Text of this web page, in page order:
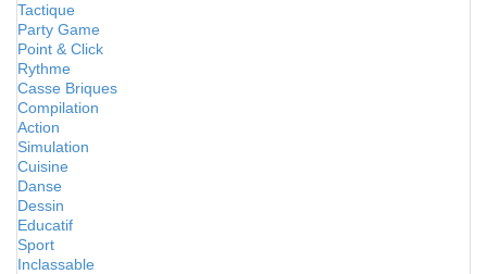
Tactique
Party Game
Point & Click
Rythme
Casse Briques
Compilation
Action
Simulation
Cuisine
Danse
Dessin
Educatif
Sport
Inclassable